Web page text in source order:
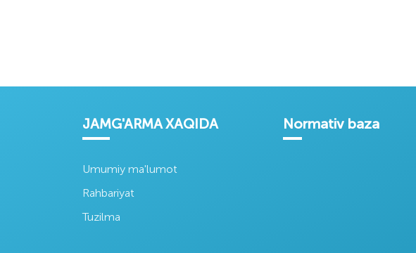
JAMG'ARMA XAQIDA
Umumiy ma'lumot
Rahbariyat
Tuzilma
Normativ baza